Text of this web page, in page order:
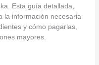
Esta guía detallada,
la información necesaria
y cómo pagarlas,
mayores.